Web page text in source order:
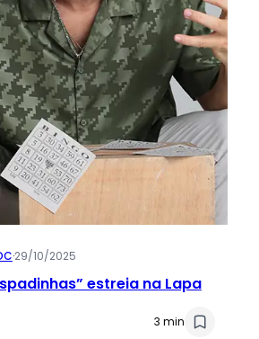
·29/10/2025
estreia na Lapa
3 min